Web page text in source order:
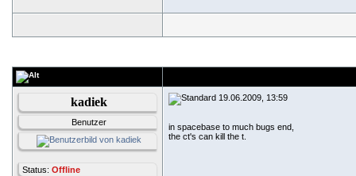
kadiek
Benutzer
Status: Offline
19.06.2009, 13:59
in spacebase to much bugs end,
the ct's can kill the t.